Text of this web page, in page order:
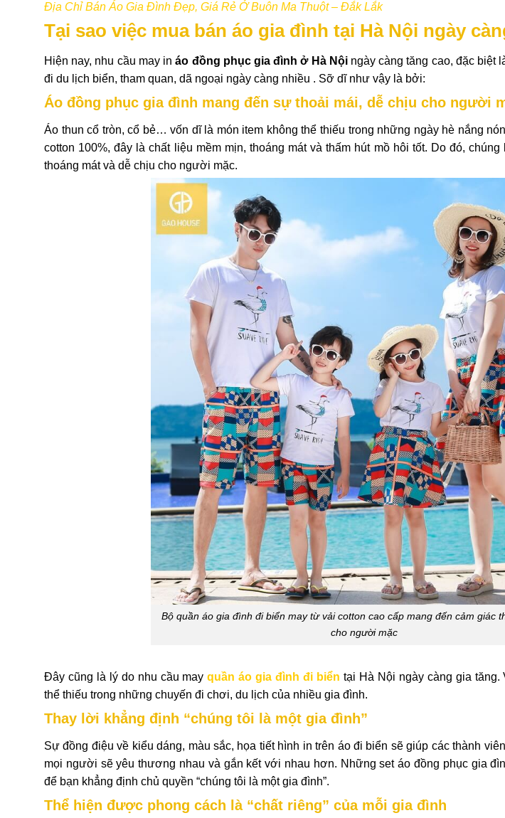
Địa Chỉ Bán Áo Gia Đình Đẹp, Giá Rẻ Ở Buôn Ma Thuột – Đắk Lắk
Tại sao việc mua bán áo gia đình tại Hà Nội ngày
Hiện nay, nhu cầu may ináo đồng phục gia đình ở Hà Nội ngày càng tăng cao, đặc biệt
đi du lịch biển, tham quan, dã ngoại ngày càng nhiều . Sỡ dĩ như vậy là bởi:
Áo đồng phục gia đình mang đến sự thoải mái, dễ chịu cho người
Áo thun cổ tròn, cổ bẻ… vốn dĩ là món item không thể thiếu trong những ngày hè nắng
cotton 100%, đây là chất liệu mềm mịn, thoáng mát và thấm hút mồ hôi tốt. Do đó,
thoáng mát và dễ chịu cho người mặc.
Bộ quần áo gia đình đi biển may từ vải cotton cao cấp mang đến cảm giác
cho người mặc
Đây cũng là lý do nhu cầu may quần áo gia đình đi biển tại Hà Nội ngày càng gia tăng.
thể thiếu trong những chuyến đi chơi, du lịch của nhiều gia đình.
Thay lời khẳng định “chúng tôi là một gia đình”
Sự đồng điệu về kiểu dáng, màu sắc, họa tiết hình in trên áo đi biển sẽ giúp các thành
mọi người sẽ yêu thương nhau và gắn kết với nhau hơn. Những set áo đồng phục gia
để bạn khẳng định chủ quyền “chúng tôi là một gia đình”.
Thể hiện được phong cách là “chất riêng” của mỗi gia đình